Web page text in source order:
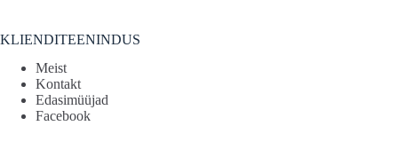
KLIENDITEENINDUS
Meist
Kontakt
Edasimüüjad
Facebook